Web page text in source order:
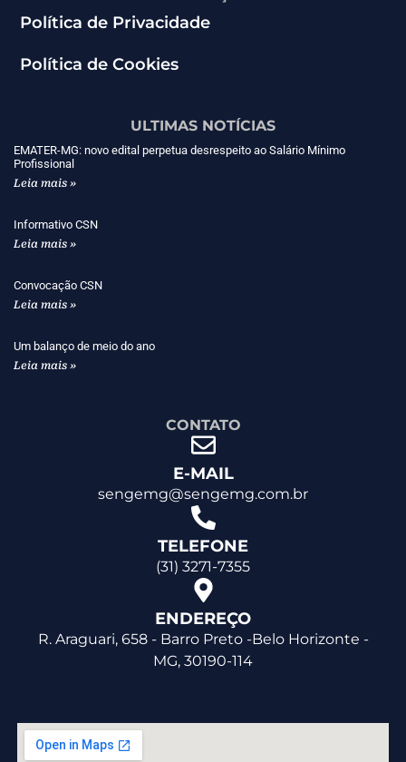
Política de Privacidade
Política de Cookies
ULTIMAS NOTÍCIAS
EMATER-MG: novo edital perpetua desrespeito ao Salário Mínimo
Profissional
Leia mais »
Informativo CSN
Leia mais »
Convocação CSN
Leia mais »
Um balanço de meio do ano
Leia mais »
CONTATO
E-MAIL
sengemg@sengemg.com.br
TELEFONE
(31) 3271-7355
ENDEREÇO
R. Araguari, 658 - Barro Preto -Belo Horizonte -
MG, 30190-114